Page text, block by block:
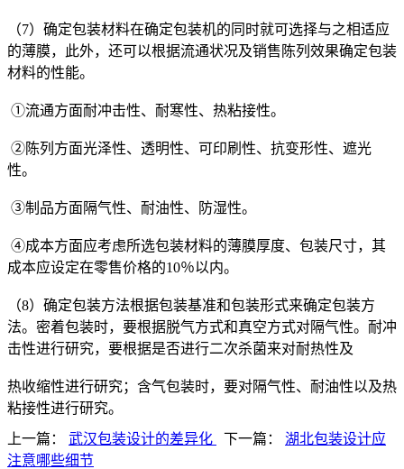
（7）确定包装材料在确定包装机的同时就可选择与之相适应
的薄膜，此外，还可以根据流通状况及销售陈列效果确定包装
材料的性能。
①流通方面耐冲击性、耐寒性、热粘接性。
②陈列方面光泽性、透明性、可印刷性、抗变形性、遮光
性。
③制品方面隔气性、耐油性、防湿性。
④成本方面应考虑所选包装材料的薄膜厚度、包装尺寸，其
成本应设定在零售价格的10％以内。
（8）确定包装方法根据包装基准和包装形式来确定包装方
法。密着包装时，要根据脱气方式和真空方式对隔气性。耐冲
击性进行研究，要根据是否进行二次杀菌来对耐热性及
热收缩性进行研究；含气包装时，要对隔气性、耐油性以及热
粘接性进行研究。
上一篇： 武汉包装设计的差异化 下一篇： 湖北包装设计应
注意哪些细节